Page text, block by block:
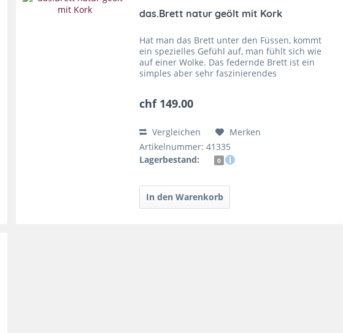
das.Brett natur geölt mit Kork
Hat man das Brett unter den Füssen, kommt
ein spezielles Gefühl auf, man fühlt sich wie
auf einer Wolke. Das federnde Brett ist ein
simples aber sehr faszinierendes
chf 149.00
Vergleichen
Merken
Artikelnummer: 41335
Lagerbestand:
0